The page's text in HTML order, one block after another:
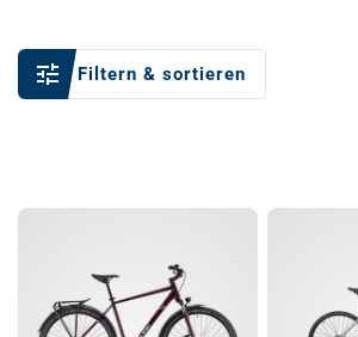
Filtern & sortieren